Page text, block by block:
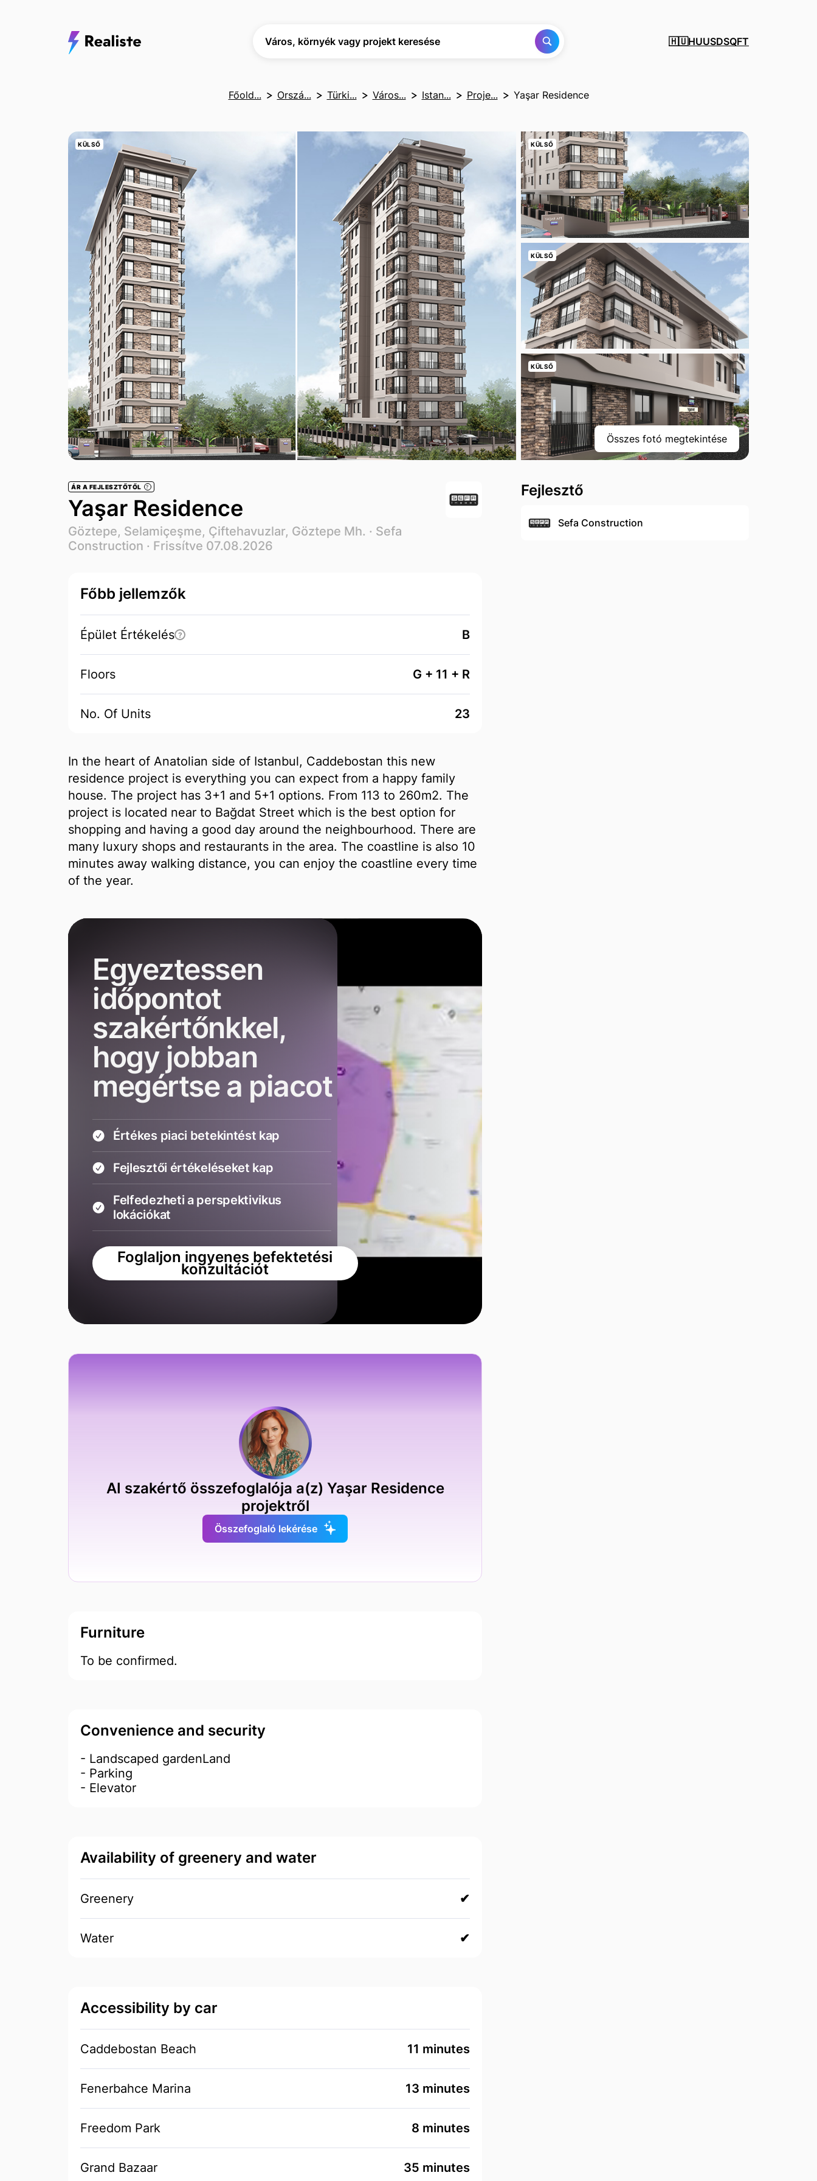
Város, környék vagy projekt keresése
🇭🇺HUUSDSQFT
Főold... Orszá... Türki... Város... Istan... Proje... Yaşar Residence
KÜLSŐ KÜLSŐ
KÜLSŐ
KÜLSŐ
Összes fotó megtekintése
ÁR A FEJLESZTŐTŐL ?
Yaşar Residence
Göztepe, Selamiçeşme, Çiftehavuzlar, Göztepe Mh. · Sefa
Construction · Frissítve 07.08.2026
Főbb jellemzők
Épület Értékelés ? B
Floors G + 11 + R
No. Of Units 23
In the heart of Anatolian side of Istanbul, Caddebostan this new
residence project is everything you can expect from a happy family
house. The project has 3+1 and 5+1 options. From 113 to 260m2. The
project is located near to Bağdat Street which is the best option for
shopping and having a good day around the neighbourhood. There are
many luxury shops and restaurants in the area. The coastline is also 10
minutes away walking distance, you can enjoy the coastline every time
of the year.
Egyeztessen
időpontot
szakértőnkkel,
hogy jobban
megértse a piacot
Értékes piaci betekintést kap
Fejlesztői értékeléseket kap
Felfedezheti a perspektivikus
lokációkat
Foglaljon ingyenes befektetési
konzultációt
AI szakértő összefoglalója a(z) Yaşar Residence
projektről
Összefoglaló lekérése
Furniture
To be confirmed.
Convenience and security
- Landscaped gardenLand
- Parking
- Elevator
Availability of greenery and water
Greenery ✔
Water ✔
Accessibility by car
Caddebostan Beach 11 minutes
Fenerbahce Marina 13 minutes
Freedom Park 8 minutes
Grand Bazaar 35 minutes
Fejlesztő
Sefa Construction